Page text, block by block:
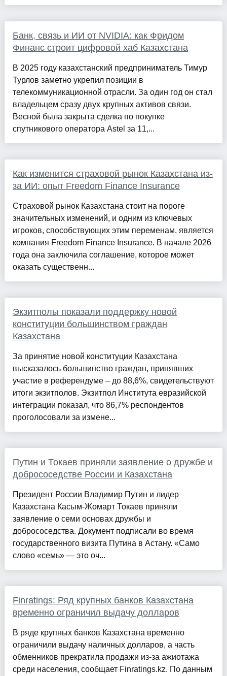
Банк, связь и ИИ от NVIDIA: как Фридом
Финанс строит цифровой хаб Казахстана
В 2025 году казахстанский предприниматель Тимур
Турлов заметно укрепил позиции в
телекоммуникационной отрасли. За один год он стал
владельцем сразу двух крупных активов связи.
Весной была закрыта сделка по покупке
спутникового оператора Astel за 11,...
Как изменится страховой рынок Казахстана из-
за ИИ: опыт Freedom Finance Insurance
Страховой рынок Казахстана стоит на пороге
значительных изменений, и одним из ключевых
игроков, способствующих этим переменам, является
компания Freedom Finance Insurance. В начале 2026
года она заключила соглашение, которое может
оказать существенн...
Экзитполы показали поддержку новой
конституции большинством граждан
Казахстана
За принятие новой конституции Казахстана
высказалось большинство граждан, принявших
участие в референдуме – до 88,6%, свидетельствуют
итоги экзитполов. Экзитпол Института евразийской
интеграции показал, что 86,7% респондентов
проголосовали за измене...
Путин и Токаев приняли заявление о дружбе и
добрососедстве России и Казахстана
Президент России Владимир Путин и лидер
Казахстана Касым-Жомарт Токаев приняли
заявление о семи основах дружбы и
добрососедства. Документ подписали во время
государственного визита Путина в Астану. «Само
слово «семь» — это оч...
Finratings: Ряд крупных банков Казахстана
временно ограничил выдачу долларов
В ряде крупных банков Казахстана временно
ограничили выдачу наличных долларов, а часть
обменников прекратила продажи из-за ажиотажа
среди населения, сообщает Finratings.kz. По данным